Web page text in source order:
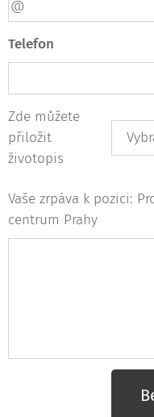
Telefon
Zde můžete
přiložit
životopis
Vaše zrpáva k pozici:
centrum Prahy